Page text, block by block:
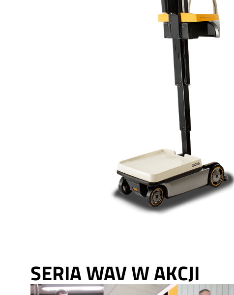
SERIA WAV W AKCJI